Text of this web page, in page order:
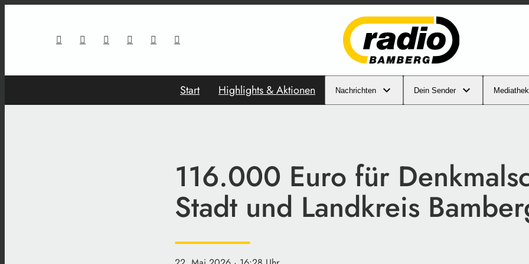
Start Highlights & Aktionen Nachrichten Dein Sender Mediathek
116.000 Euro für
Stadt und Landkreis